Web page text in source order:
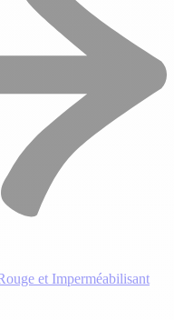
et Imperméabilisant